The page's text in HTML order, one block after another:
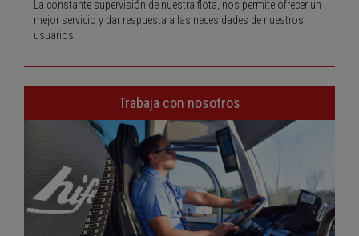
La constante supervisión de nuestra flota, nos permite ofrecer un
mejor servicio y dar respuesta a las necesidades de nuestros
usuarios.
Trabaja con nosotros